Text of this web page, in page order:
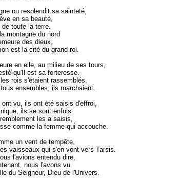
ou resplendit sa sainteté,
en sa beauté,
toute la terre.
montagne du nord
des dieux,
est la cité du grand roi.
en elle, au milieu de ses tours,
qu'Il est sa forteresse.
rois s'étaient rassemblés,
ensembles, ils marchaient.
ont vu, ils ont été saisis d'effroi,
ils se sont enfuis.
les a saisis,
comme la femme qui accouche.
un vent de tempête,
vaisseaux qui s'en vont vers Tarsis.
l'avions entendu dire,
nous l'avons vu
du Seigneur, Dieu de l'Univers.